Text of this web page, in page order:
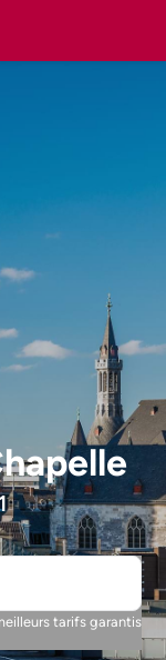
tarifs garantis